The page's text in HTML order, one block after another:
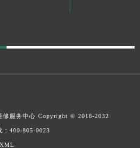
修服务中心 Copyright © 2018-2032
400-805-0023
XML